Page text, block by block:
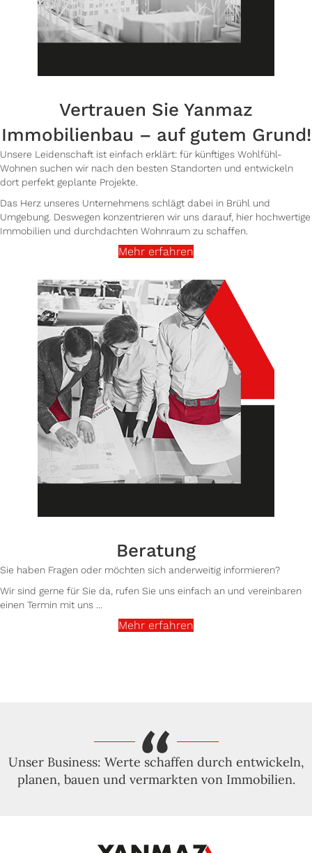
Vertrauen Sie Yanmaz
Immobilienbau – auf gutem Grund!
Unsere Leidenschaft ist einfach erklärt: für künftiges Wohlfühl-
Wohnen suchen wir nach den besten Standorten und entwickeln
dort perfekt geplante Projekte.
Das Herz unseres Unternehmens schlägt dabei in Brühl und
Umgebung. Deswegen konzentrieren wir uns darauf, hier hochwertige
Immobilien und durchdachten Wohnraum zu schaffen.
Mehr erfahren
Beratung
Sie haben Fragen oder möchten sich anderweitig informieren?
Wir sind gerne für Sie da, rufen Sie uns einfach an und vereinbaren
einen Termin mit uns ...
Mehr erfahren
Unser Business: Werte schaffen durch entwickeln,
planen, bauen und vermarkten von Immobilien.